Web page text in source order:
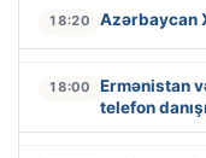
18:20 Azərbaycan
18:00
Ermənistan
telefon